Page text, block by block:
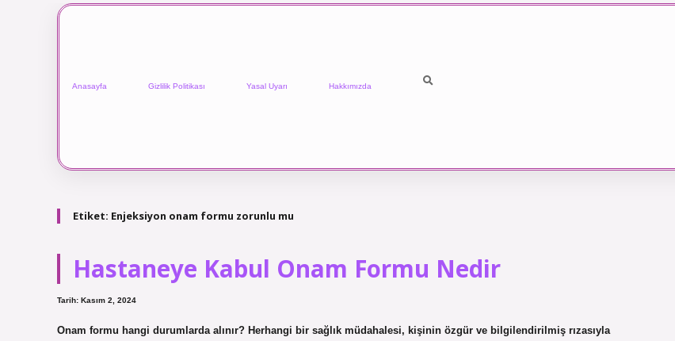
Anasayfa Gizlilik Politikası Yasal Uyarı Hakkımızda
Etiket: Enjeksiyon onam formu zorunlu mu
Hastaneye Kabul Onam Formu Nedir
Tarih: Kasım 2, 2024
Onam formu hangi durumlarda alınır? Herhangi bir sağlık müdahalesi, kişinin özgür ve bilgilendirilmiş rızasıyla